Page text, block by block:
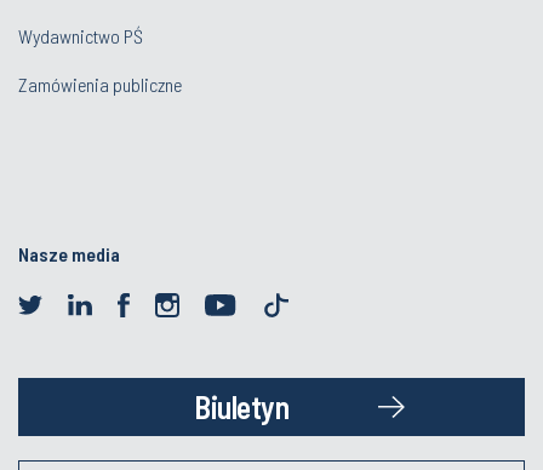
Wydawnictwo PŚ
Zamówienia publiczne
Nasze media
Biuletyn